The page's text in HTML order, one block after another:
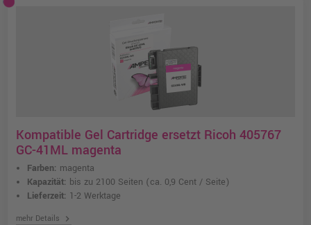
Kompatible Gel Cartridge ersetzt Ricoh 405767
GC-41ML magenta
Farben: magenta
Kapazität: bis zu 2100 Seiten (ca. 0,9 Cent / Seite)
Lieferzeit: 1-2 Werktage
mehr Details chevron_right